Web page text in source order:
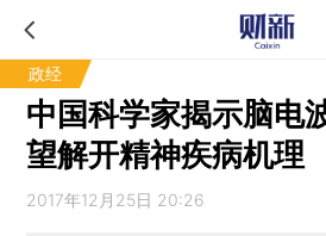
政经
中国科学家揭示脑电
望解开精神疾病机理
2017年12月25日 20:26